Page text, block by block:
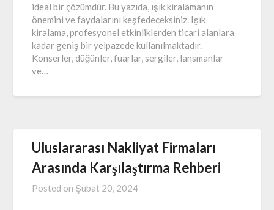
ideal bir çözümdür. Bu yazıda, ışık kiralamanın
önemini ve faydalarını keşfedeceksiniz. Işık
kiralama, profesyonel etkinliklerden ticari alanlara
kadar geniş bir yelpazede kullanılmaktadır.
Konserler, düğünler, fuarlar, sergiler, lansmanlar
ve…
Uluslararası Nakliyat Firmaları
Arasında Karşılaştırma Rehberi
Posted on Şubat 20, 2024